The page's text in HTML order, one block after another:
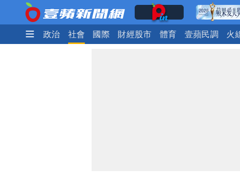
生活 政治 社會 國際 財經股市 體育 壹蘋民調 火